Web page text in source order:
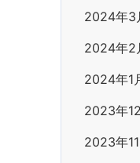
2024年3
2024年2
2024年1
2023年
2023年